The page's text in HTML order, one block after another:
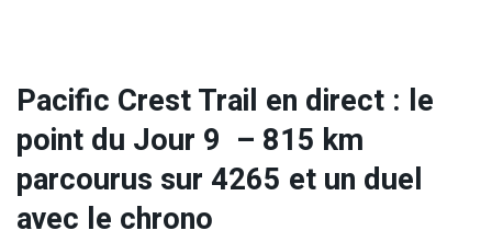
Pacific Crest Trail en direct : le
point du Jour 9 – 815 km
parcourus sur 4265 et un duel
avec le chrono